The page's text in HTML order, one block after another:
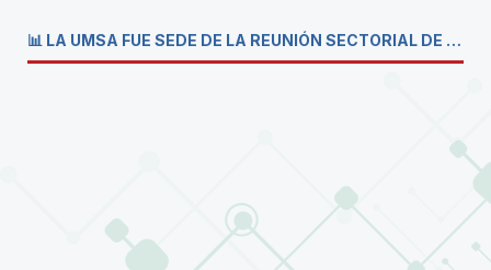
📊 LA UMSA FUE SEDE DE LA REUNIÓN SECTORIAL DE CARRERAS DE ECONOMÍA DEL SISTEMA DE LA UNIVERSIDAD BOLIVIANA💼